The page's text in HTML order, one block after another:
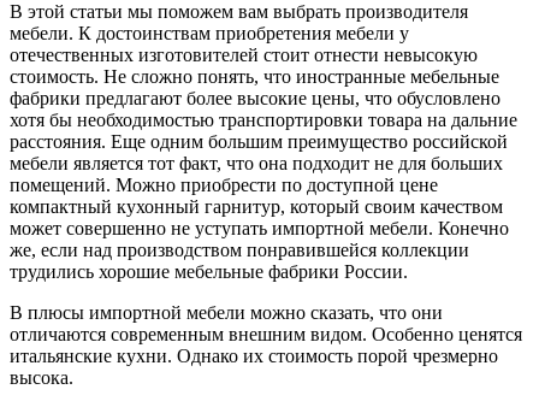
В этой статьи мы поможем вам выбрать производителя
мебели. К достоинствам приобретения мебели у
отечественных изготовителей стоит отнести невысокую
стоимость. Не сложно понять, что иностранные мебельные
фабрики предлагают более высокие цены, что обусловлено
хотя бы необходимостью транспортировки товара на дальние
расстояния. Еще одним большим преимущество российской
мебели является тот факт, что она подходит не для больших
помещений. Можно приобрести по доступной цене
компактный кухонный гарнитур, который своим качеством
может совершенно не уступать импортной мебели. Конечно
же, если над производством понравившейся коллекции
трудились хорошие мебельные фабрики России.
В плюсы импортной мебели можно сказать, что они
отличаются современным внешним видом. Особенно ценятся
итальянские кухни. Однако их стоимость порой чрезмерно
высока.